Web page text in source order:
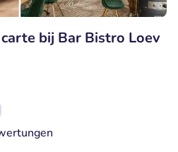
bij Bar Bistro Loev